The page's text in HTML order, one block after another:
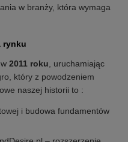
w branży, która wymaga
rynku
2011 roku, uruchamiając
który z powodzeniem
naszej historii to :
i budowa fundamentów